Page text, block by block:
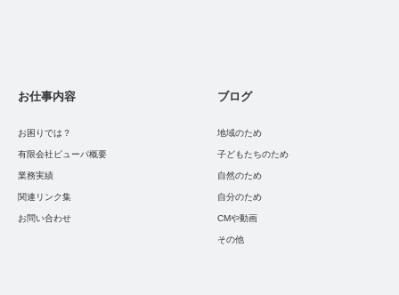
お仕事内容
お困りでは？
有限会社ピューパ概要
業務実績
関連リンク集
お問い合わせ
ブログ
地域のため
子どもたちのため
自然のため
自分のため
CMや動画
その他